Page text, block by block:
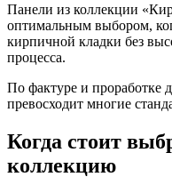
Панели из коллекции
оптимальным выбором,
кирпичной кладки без
процесса.
По фактуре и проработке
превосходит многие
Когда стоит
коллекцию